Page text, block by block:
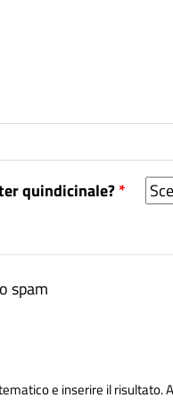
quindicinale?*
spam
e inserire il risultato.